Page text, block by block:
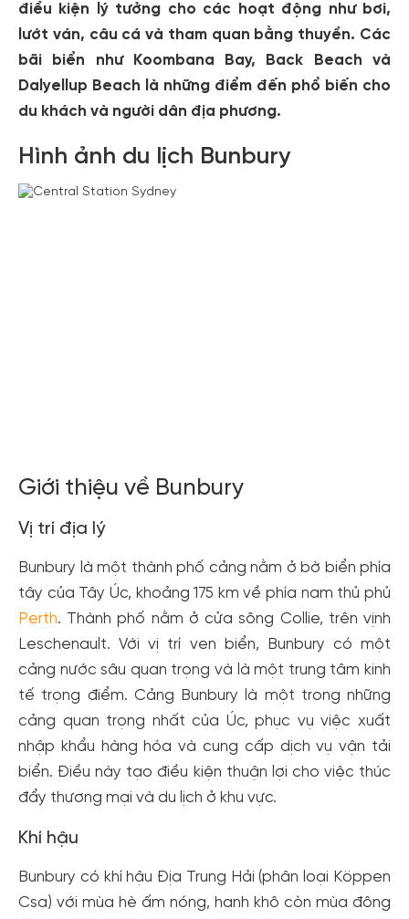
điều kiện lý tưởng cho các hoạt động như bơi,
lướt ván, câu cá và tham quan bằng thuyền. Các
bãi biển như Koombana Bay, Back Beach và
Dalyellup Beach là những điểm đến phổ biến cho
du khách và người dân địa phương.
Hình ảnh du lịch Bunbury
Giới thiệu về Bunbury
Vị trí địa lý
Bunbury là một thành phố cảng nằm ở bờ biển phía
tây của Tây Úc, khoảng 175 km về phía nam thủ phủ
Perth. Thành phố nằm ở cửa sông Collie, trên vịnh
Leschenault. Với vị trí ven biển, Bunbury có một
cảng nước sâu quan trọng và là một trung tâm kinh
tế trọng điểm. Cảng Bunbury là một trong những
cảng quan trọng nhất của Úc, phục vụ việc xuất
nhập khẩu hàng hóa và cung cấp dịch vụ vận tải
biển. Điều này tạo điều kiện thuận lợi cho việc thúc
đẩy thương mại và du lịch ở khu vực.
Khí hậu
Bunbury có khí hậu Địa Trung Hải (phân loại Köppen
Csa) với mùa hè ấm nóng, hanh khô còn mùa đông